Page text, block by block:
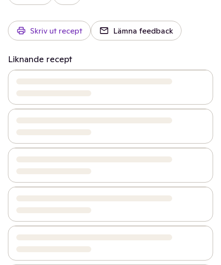
Skriv ut recept Lämna feedback
Liknande recept